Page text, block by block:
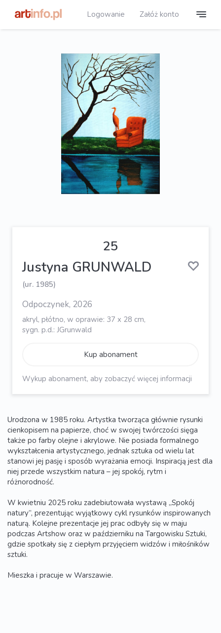
Logowanie Załóż konto
25
Justyna GRUNWALD
(ur. 1985)
Odpoczynek, 2026
akryl, płótno, w oprawie: 37 x 28 cm,
sygn. p.d.: JGrunwald
Kup abonament
Wykup abonament, aby zobaczyć więcej informacji
Urodzona w 1985 roku. Artystka tworząca głównie rysunki
cienkopisem na papierze, choć w swojej twórczości sięga
także po farby olejne i akrylowe. Nie posiada formalnego
wykształcenia artystycznego, jednak sztuka od wielu lat
stanowi jej pasję i sposób wyrażania emocji. Inspiracją jest dla
niej przede wszystkim natura – jej spokój, rytm i
różnorodność.
W kwietniu 2025 roku zadebiutowała wystawą „Spokój
natury”, prezentując wyjątkowy cykl rysunków inspirowanych
naturą. Kolejne prezentacje jej prac odbyły się w maju
podczas Artshow oraz w październiku na Targowisku Sztuki,
gdzie spotkały się z ciepłym przyjęciem widzów i miłośników
sztuki.
Mieszka i pracuje w Warszawie.